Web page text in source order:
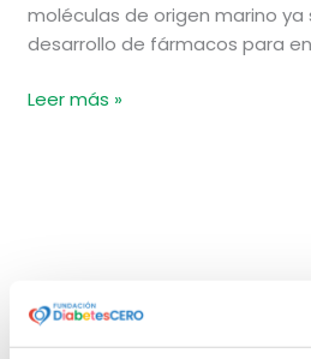
moléculas de origen marino ya
desarrollo de fármacos para
Leer más »
B